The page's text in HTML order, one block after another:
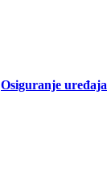
Osiguranje uređaja